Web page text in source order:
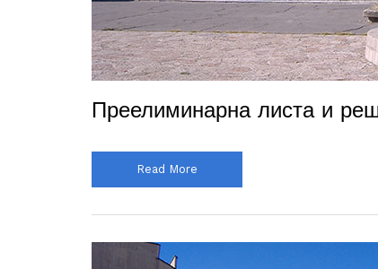
Преелиминарна листа и
Read More